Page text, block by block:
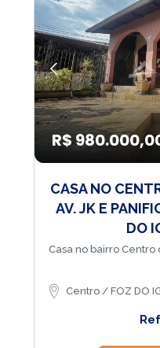
R$
CASA NO
AV. JK E
DO
Casa no bairro
Centro / FOZ DO